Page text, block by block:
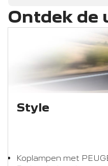
Ontdek de
Style
Koplampen met